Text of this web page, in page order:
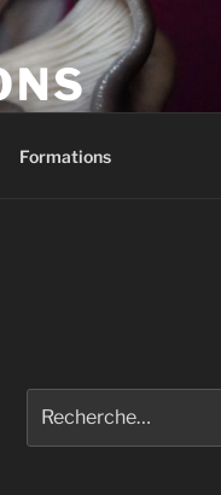
Formations
pour
: